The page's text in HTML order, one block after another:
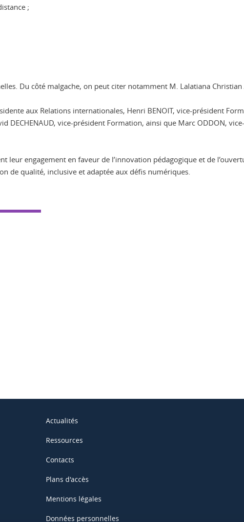
;
Du côté malgache, on peut citer notamment M. Lalatiana Christian
aux Relations internationales, Henri BENOIT, vice-président
DECHENAUD, vice-président Formation, ainsi que Marc ODDON,
leur engagement en faveur de l’innovation pédagogique et de
de qualité, inclusive et adaptée aux défis numériques.
Actualités
Ressources
Contacts
Plans d'accès
Mentions légales
Données personnelles